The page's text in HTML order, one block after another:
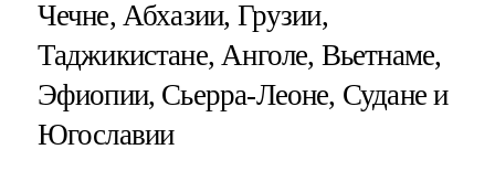
Чечне, Абхазии, Грузии,
Таджикистане, Анголе, Вьетнаме,
Эфиопии, Сьерра-Леоне, Судане и
Югославии